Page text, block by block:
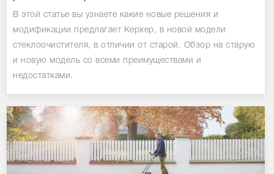
В этой статье вы узнаете какие новые решения и
модификации предлагает Керхер, в новой модели
стеклоочистителя, в отличии от старой. Обзор на старую
и новую модель со всеми преимуществами и
недостатками.